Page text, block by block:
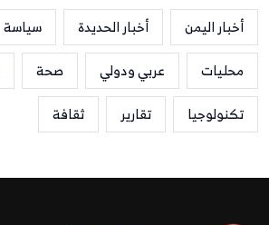
أخبار اليمن أخبار الحديدة سياسة
محليات
عربي ودولي صحة
تكنولوجيا
تقارير ثقافة